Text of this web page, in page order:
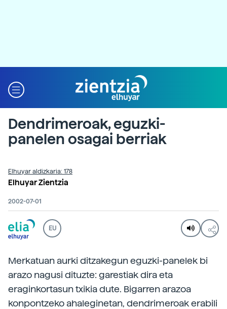
Dendrimeroak, eguzki-
panelen osagai berriak
Elhuyar aldizkaria: 178
Elhuyar Zientzia
2002-07-01
EU
Merkatuan aurki ditzakegun eguzki-panelek bi
arazo nagusi dituzte: garestiak dira eta
eraginkortasun txikia dute. Bigarren arazoa
konpontzeko ahaleginetan, dendrimeroak erabili